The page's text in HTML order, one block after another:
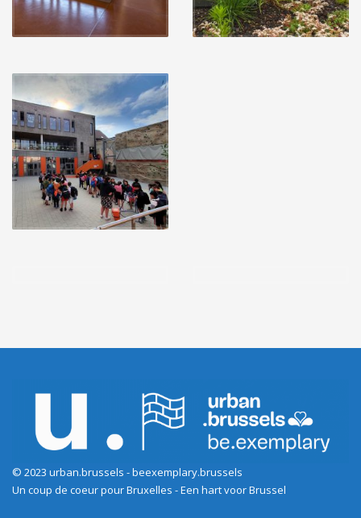
© 2023 urban.brussels - beexemplary.brussels
Un coup de coeur pour Bruxelles - Een hart voor Brussel